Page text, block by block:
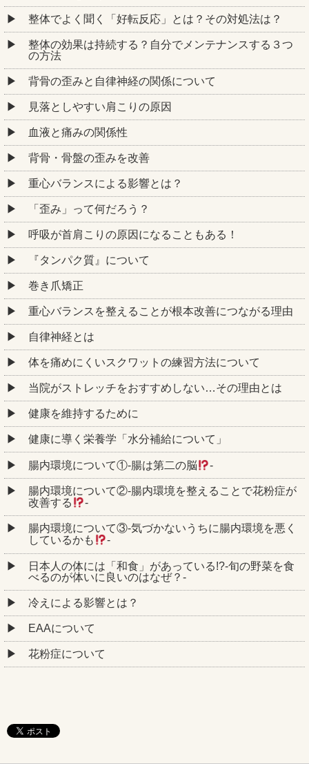
整体でよく聞く「好転反応」とは？その対処法は？
整体の効果は持続する？自分でメンテナンスする３つ
の方法
背骨の歪みと自律神経の関係について
見落としやすい肩こりの原因
血液と痛みの関係性
背骨・骨盤の歪みを改善
重心バランスによる影響とは？
「歪み」って何だろう？
呼吸が首肩こりの原因になることもある！
『タンパク質』について
巻き爪矯正
重心バランスを整えることが根本改善につながる理由
自律神経とは
体を痛めにくいスクワットの練習方法について
当院がストレッチをおすすめしない…その理由とは
健康を維持するために
健康に導く栄養学「水分補給について」
腸内環境について①‐腸は第二の脳 ‐
腸内環境について②‐腸内環境を整えることで花粉症が
改善する
‐
腸内環境について③‐気づかないうちに腸内環境を悪く
しているかも
‐
日本人の体には「和食」があっている!?-旬の野菜を食
べるのが体いに良いのはなぜ？-
冷えによる影響とは？
EAAについて
花粉症について